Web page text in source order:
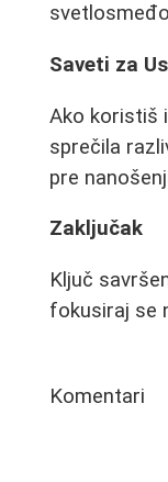
Saveti za
Ako koristiš
sprečila
pre
Zaključak
Ključ
fokusiraj se
Komentari